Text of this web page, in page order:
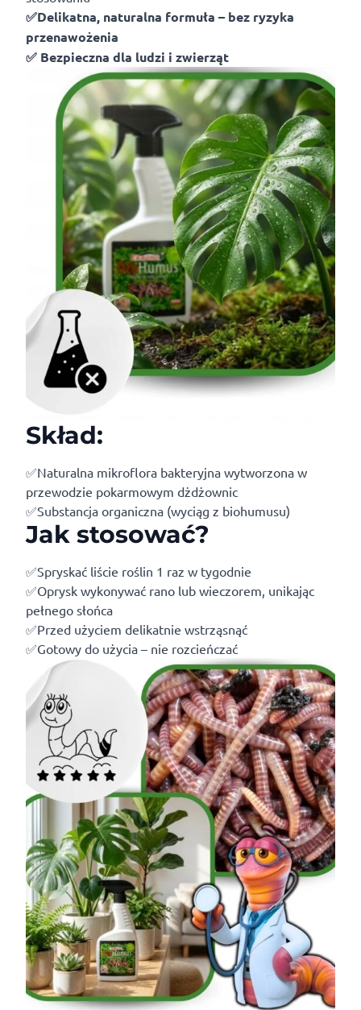
✅Delikatna, naturalna formuła – bez ryzyka
przenawożenia
✅ Bezpieczna dla ludzi i zwierząt
Skład:
✅Naturalna mikroflora bakteryjna wytworzona w
przewodzie pokarmowym dżdżownic
✅Substancja organiczna (wyciąg z biohumusu)
Jak stosować?
✅Spryskać liście roślin 1 raz w tygodnie
✅Oprysk wykonywać rano lub wieczorem, unikając
pełnego słońca
✅Przed użyciem delikatnie wstrząsnąć
✅Gotowy do użycia – nie rozcieńczać